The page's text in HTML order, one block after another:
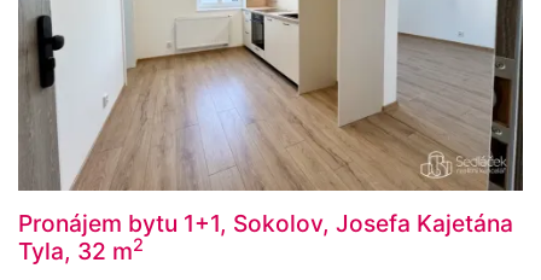
Pronájem bytu 1+1, Sokolov, Josefa Kajetána
Tyla, 32 m2